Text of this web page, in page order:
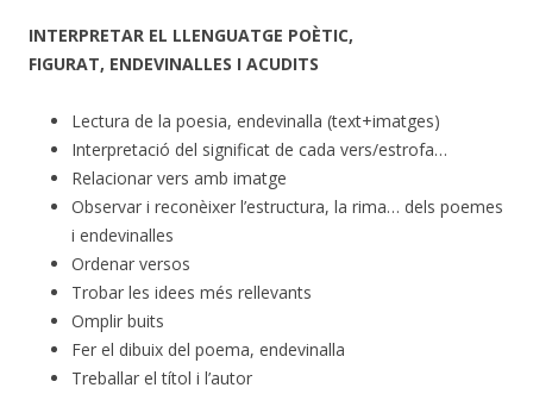
INTERPRETAR EL LLENGUATGE POÈTIC,
FIGURAT, ENDEVINALLES I ACUDITS
Lectura de la poesia, endevinalla (text+imatges)
Interpretació del significat de cada vers/estrofa…
Relacionar vers amb imatge
Observar i reconèixer l’estructura, la rima… dels poemes
i endevinalles
Ordenar versos
Trobar les idees més rellevants
Omplir buits
Fer el dibuix del poema, endevinalla
Treballar el títol i l’autor